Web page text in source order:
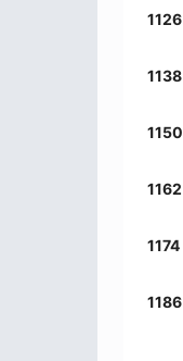
1126
1138
1150
1162
1174
1186